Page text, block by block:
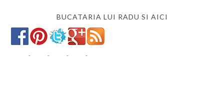
BUCATARIA LUI RADU SI AICI